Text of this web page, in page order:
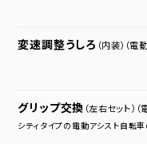
変速調整うしろ （内装） （電
グリップ交換 （左右セット） （
シティタイプの電動アシスト自転